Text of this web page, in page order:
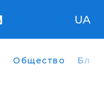
UA
Общество